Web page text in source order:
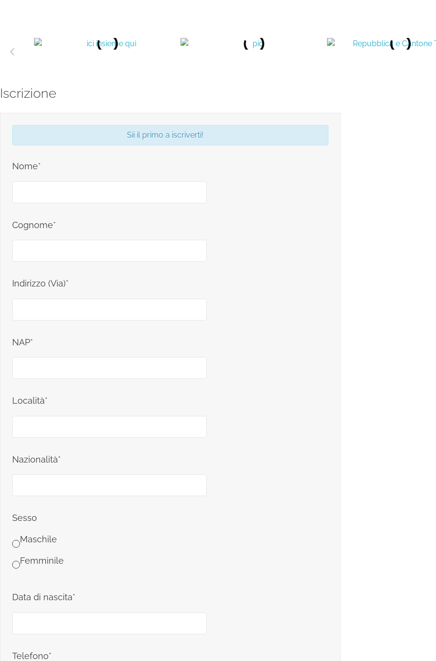
Iscrizione
Sii il primo a iscriverti!
Nome*
Cognome*
Indirizzo (Via)*
NAP*
Località*
Nazionalità*
Sesso
Maschile
Femminile
Data di nascita*
Telefono*